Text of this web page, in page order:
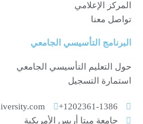
المركز الإعلامي
تواصل معنا
البرنامج التأسيسي الجامعي
حول التعليم التأسيسي الجامعي
استمارة التسجيل
1202361-1386+
جامعة ميتا أريس الأمريكية